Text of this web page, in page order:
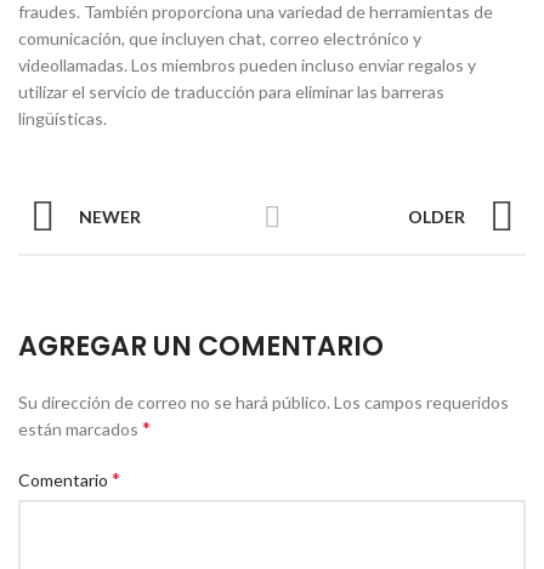
fraudes. También proporciona una variedad de herramientas de
comunicación, que incluyen chat, correo electrónico y
videollamadas. Los miembros pueden incluso enviar regalos y
utilizar el servicio de traducción para eliminar las barreras
lingüísticas.
NEWER OLDER
AGREGAR UN COMENTARIO
Su dirección de correo no se hará público. Los campos requeridos
están marcados *
Comentario *